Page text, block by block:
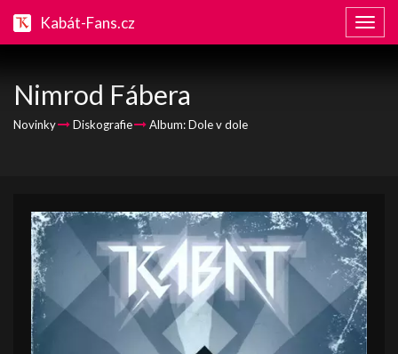
Kabát-Fans.cz
Nimrod Fábera
Novinky Diskografie Album: Dole v dole